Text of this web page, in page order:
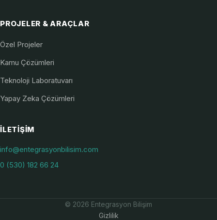
PROJELER & ARAÇLAR
Özel Projeler
Kamu Çözümleri
Teknoloji Laboratuvarı
Yapay Zeka Çözümleri
İLETIŞIM
info@entegrasyonbilisim.com
0 (530) 182 66 24
© 2026 Entegrasyon Bilişim
Gizlilik